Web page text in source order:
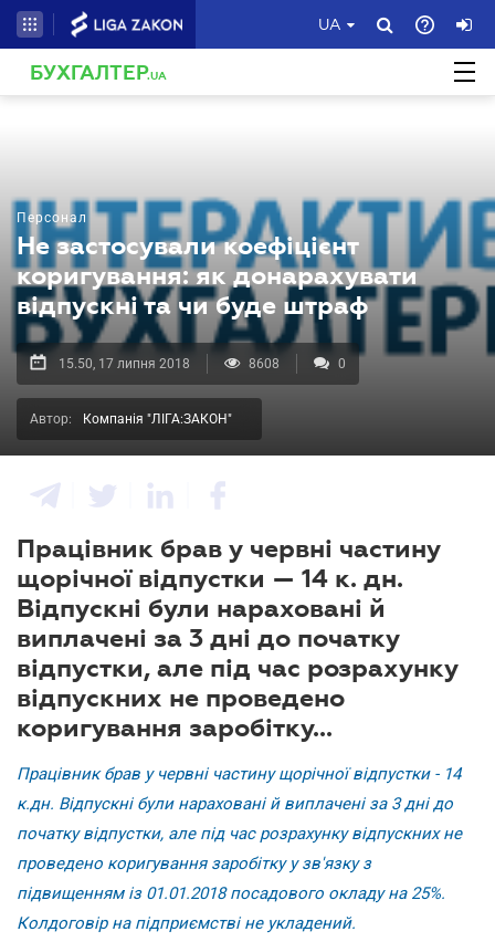
UA
БУХГАЛТЕР.UA
Персонал
Не застосували коефіцієнт
коригування: як донарахувати
відпускні та чи буде штраф
15.50, 17 липня 2018 8608 0
Автор: Компанія "ЛІГА:ЗАКОН"
Працівник брав у червні частину
щорічної відпустки — 14 к. дн.
Відпускні були нараховані й
виплачені за 3 дні до початку
відпустки, але під час розрахунку
відпускних не проведено
коригування заробітку...
Працівник брав у червні частину щорічної відпустки - 14
к.дн. Відпускні були нараховані й виплачені за 3 дні до
початку відпустки, але під час розрахунку відпускних не
проведено коригування заробітку у зв'язку з
підвищенням із 01.01.2018 посадового окладу на 25%.
Колдоговір на підприємстві не укладений.